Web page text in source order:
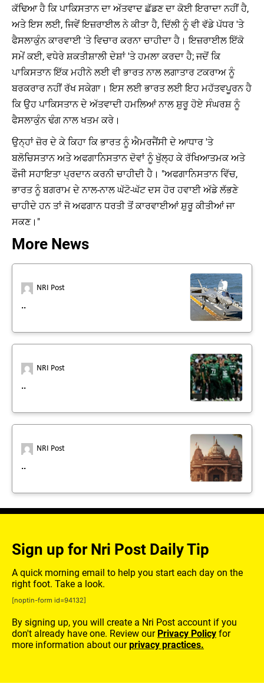
ਕੱਢਿਆ ਹੈ ਕਿ ਪਾਕਿਸਤਾਨ ਦਾ ਅੱਤਵਾਦ ਛੱਡਣ ਦਾ ਕੋਈ ਇਰਾਦਾ ਨਹੀਂ ਹੈ,
ਅਤੇ ਇਸ ਲਈ, ਜਿਵੇਂ ਇਜ਼ਰਾਈਲ ਨੇ ਕੀਤਾ ਹੈ, ਦਿੱਲੀ ਨੂੰ ਵੀ ਵੱਡੇ ਪੱਧਰ 'ਤੇ
ਫੈਸਲਾਕੁੰਨ ਕਾਰਵਾਈ 'ਤੇ ਵਿਚਾਰ ਕਰਨਾ ਚਾਹੀਦਾ ਹੈ। ਇਜ਼ਰਾਈਲ ਇੱਕੋ
ਸਮੇਂ ਕਈ, ਵਧੇਰੇ ਸ਼ਕਤੀਸ਼ਾਲੀ ਦੇਸ਼ਾਂ 'ਤੇ ਹਮਲਾ ਕਰਦਾ ਹੈ; ਜਦੋਂ ਕਿ
ਪਾਕਿਸਤਾਨ ਇੱਕ ਮਹੀਨੇ ਲਈ ਵੀ ਭਾਰਤ ਨਾਲ ਲਗਾਤਾਰ ਟਕਰਾਅ ਨੂੰ
ਬਰਕਰਾਰ ਨਹੀਂ ਰੱਖ ਸਕੇਗਾ। ਇਸ ਲਈ ਭਾਰਤ ਲਈ ਇਹ ਮਹੱਤਵਪੂਰਨ ਹੈ
ਕਿ ਉਹ ਪਾਕਿਸਤਾਨ ਦੇ ਅੱਤਵਾਦੀ ਹਮਲਿਆਂ ਨਾਲ ਸ਼ੁਰੂ ਹੋਏ ਸੰਘਰਸ਼ ਨੂੰ
ਫੈਸਲਾਕੁੰਨ ਢੰਗ ਨਾਲ ਖਤਮ ਕਰੇ।
ਉਨ੍ਹਾਂ ਜ਼ੋਰ ਦੇ ਕੇ ਕਿਹਾ ਕਿ ਭਾਰਤ ਨੂੰ ਐਮਰਜੈਂਸੀ ਦੇ ਆਧਾਰ 'ਤੇ
ਬਲੋਚਿਸਤਾਨ ਅਤੇ ਅਫਗਾਨਿਸਤਾਨ ਦੋਵਾਂ ਨੂੰ ਖੁੱਲ੍ਹ ਕੇ ਰੱਖਿਆਤਮਕ ਅਤੇ
ਫੌਜੀ ਸਹਾਇਤਾ ਪ੍ਰਦਾਨ ਕਰਨੀ ਚਾਹੀਦੀ ਹੈ। "ਅਫਗਾਨਿਸਤਾਨ ਵਿੱਚ,
ਭਾਰਤ ਨੂੰ ਬਗਰਾਮ ਦੇ ਨਾਲ-ਨਾਲ ਘੱਟੋ-ਘੱਟ ਦਸ ਹੋਰ ਹਵਾਈ ਅੱਡੇ ਲੱਭਣੇ
ਚਾਹੀਦੇ ਹਨ ਤਾਂ ਜੋ ਅਫਗਾਨ ਧਰਤੀ ਤੋਂ ਕਾਰਵਾਈਆਂ ਸ਼ੁਰੂ ਕੀਤੀਆਂ ਜਾ
ਸਕਣ।"
More News
NRI Post
..
NRI Post
..
NRI Post
..
Sign up for Nri Post Daily Tip
A quick morning email to help you start each day on the
right foot. Take a look.
[noptin-form id=94132]
By signing up, you will create a Nri Post account if you
don't already have one. Review our Privacy Policy for
more information about ourprivacy practices.